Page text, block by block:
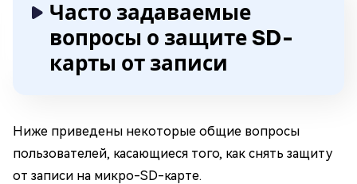
Часто задаваемые
вопросы о защите SD-
карты от записи
Ниже приведены некоторые общие вопросы
пользователей, касающиеся того, как снять защиту
от записи на микро-SD-карте.